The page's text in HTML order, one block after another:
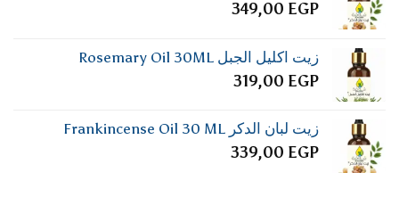
349,00 EGP
زيت اكليل الجبل Rosemary Oil 30ML
319,00 EGP
زيت لبان الدكر Frankincense Oil 30 ML
339,00 EGP